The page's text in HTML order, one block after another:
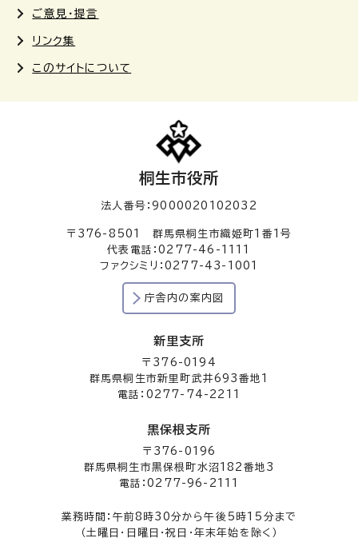
ご意見・提言
リンク集
このサイトについて
桐生市役所
法人番号：9000020102032
〒376-8501 群馬県桐生市織姫町1番1号
代表電話：0277-46-1111
ファクシミリ：0277-43-1001
庁舎内の案内図
新里支所
〒376-0194
群馬県桐生市新里町武井693番地1
電話：0277-74-2211
黒保根支所
〒376-0196
群馬県桐生市黒保根町水沼182番地3
電話：0277-96-2111
業務時間：午前8時30分から午後5時15分まで
（土曜日・日曜日・祝日・年末年始を除く）